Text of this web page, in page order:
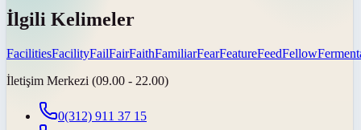
İlgili Kelimeler
FacilitiesFacilityFailFairFaithFamiliarFearFeatureFeedFellow
İletişim Merkezi (09.00 - 22.00)
0(312) 911 37 15